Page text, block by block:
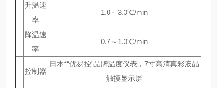
升温速
率
1.0～3.0℃/min
降温速
率
0.7～1.0℃/min
控制器
日本*“优易控"品牌温度仪表，7寸高清真彩液晶
触摸显示屏